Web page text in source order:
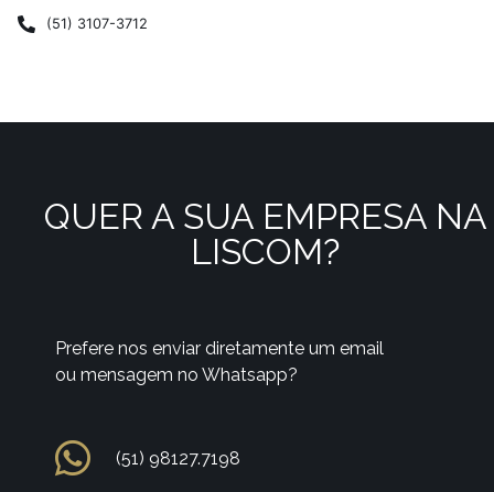
(51) 3107-3712
QUER A SUA EMPRESA NA
LISCOM?
Prefere nos enviar diretamente um email
ou mensagem no Whatsapp?
(51) 98127.7198